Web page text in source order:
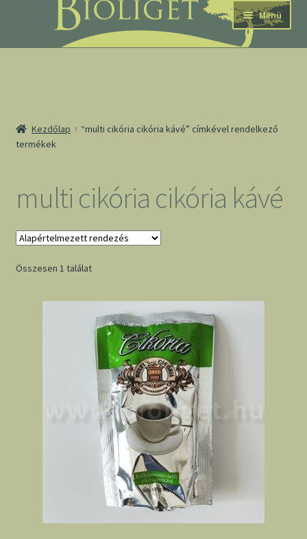
navigációhoz
tartalomba
Menü
Kezdőlap
“multi cikória cikória kávé” címkével rendelkező
termékek
multi cikória cikória kávé
Összesen 1 találat